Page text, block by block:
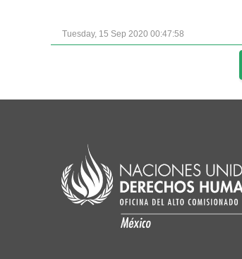
Tuesday, 15 Sep 2020 00:47:58